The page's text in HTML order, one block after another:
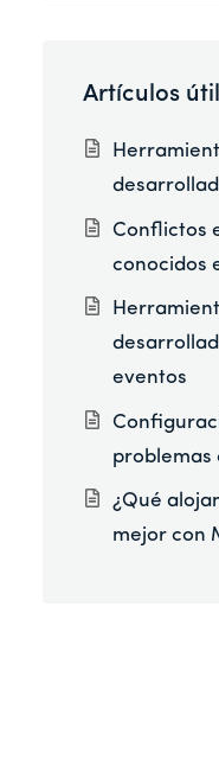
Artículos
Conflictos
conocidos
eventos
problemas
¿Qué
mejor con